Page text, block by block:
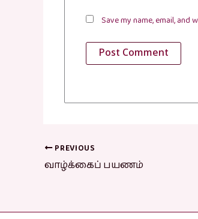
Save my name, email,
PREVIOUS
வாழ்க்கைப் பயணம்